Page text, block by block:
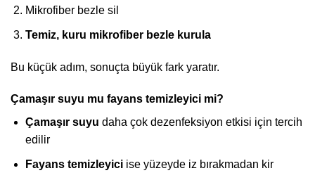
Mikrofiber bezle sil
Temiz, kuru mikrofiber bezle kurula
Bu küçük adım, sonuçta büyük fark yaratır.
Çamaşır suyu mu fayans temizleyici mi?
Çamaşır suyu daha çok dezenfeksiyon etkisi için tercih
edilir
Fayans temizleyiciise yüzeyde iz bırakmadan kir